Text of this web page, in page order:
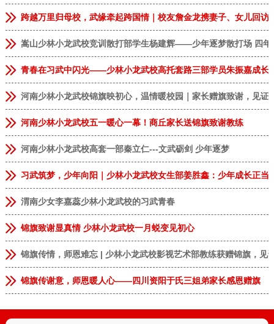
跨越万里归母校，武缘牵起跨国情｜校友詹金龙携妻子、女儿回访
嵩山少林小龙武校竞训散打部学生杨建辉——少年逐梦散打场 四年
青春在习武中闪光——少林小龙武校高托套路三部学员朱振嘉成长
河南少林小龙武校锦旗映初心，温情暖校园｜家长赠旗致谢，见证
河南少林小龙武校五一暖心一幕！商丘家长送锦旗致谢教练
河南少林小龙武校高套一部秦立仁---文武砺剑 少年逐梦
习武筑梦，少年向阳｜少林小龙武校女生部姜胜鑫：少年成长正当
渭南少女李嘉蕊少林小龙武校的习武青春
锦旗致谢显真情 少林小龙武校一月蜕变见初心
锦旗传情，师恩难忘 | 少林小龙武校影视艺术部教练获赠锦旗，见
锦旗传谢意，师恩暖人心——四川资阳于氏三姐弟家长感恩赠旗
恭贺 安徽临泉 张** 9岁 男 报名成功
恭贺 河南郑州 李** 13岁 男 报名成功
恭贺 河南商丘 张** 9岁 女 报名成功
恭贺 上海 王* 男 报名成功
恭贺 天津 付** 10岁 女 报名成功